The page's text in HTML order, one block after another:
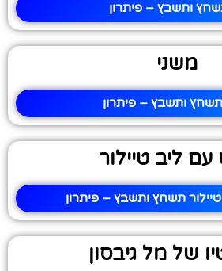
ותשבץ – פיתרון
משני
ותשבץ – פיתרון
ליב טיילור
תשחץ ותשבץ – פיתרון
של מל גיבסון